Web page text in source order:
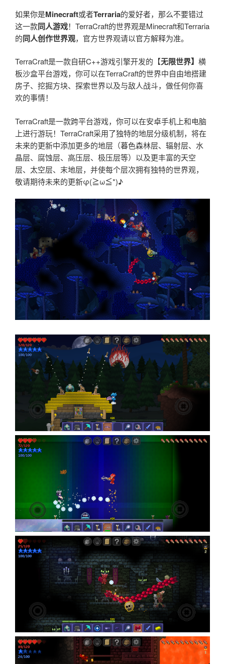
如果你是Minecraft或者Terraria的爱好者，那么不要错过
这一款同人游戏！TerraCraft的世界观是Minecraft和Terraria
的同人创作世界观，官方世界观请以官方解释为准。
TerraCraft是一款自研C++游戏引擎开发的【无限世界】 横
板沙盒平台游戏，你可以在TerraCraft的世界中自由地搭建
房子、挖掘方块、探索世界以及与敌人战斗，做任何你喜
欢的事情！
TerraCraft是一款跨平台游戏，你可以在安卓手机上和电脑
上进行游玩！TerraCraft采用了独特的地层分级机制，将在
未来的更新中添加更多的地层（暮色森林层、辐射层、水
晶层、腐蚀层、高压层、极压层等）以及更丰富的天空
层、太空层、末地层，并使每个层次拥有独特的世界观，
敬请期待未来的更新φ(≧ω≦*)♪